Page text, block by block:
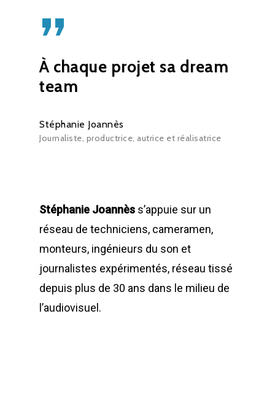
”
À chaque projet sa dream
team
Stéphanie Joannès
Journaliste, productrice, autrice et réalisatrice
Stéphanie Joannès s’appuie sur un
réseau de techniciens, cameramen,
monteurs, ingénieurs du son et
journalistes expérimentés, réseau tissé
depuis plus de 30 ans dans le milieu de
l’audiovisuel.